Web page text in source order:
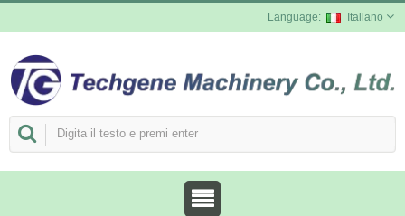
Italiano